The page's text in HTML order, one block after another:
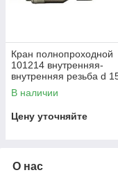
Кран полнопроходной
101214 внутренняя-
внутренняя резьба d
В наличии
Цену уточняйте
О нас